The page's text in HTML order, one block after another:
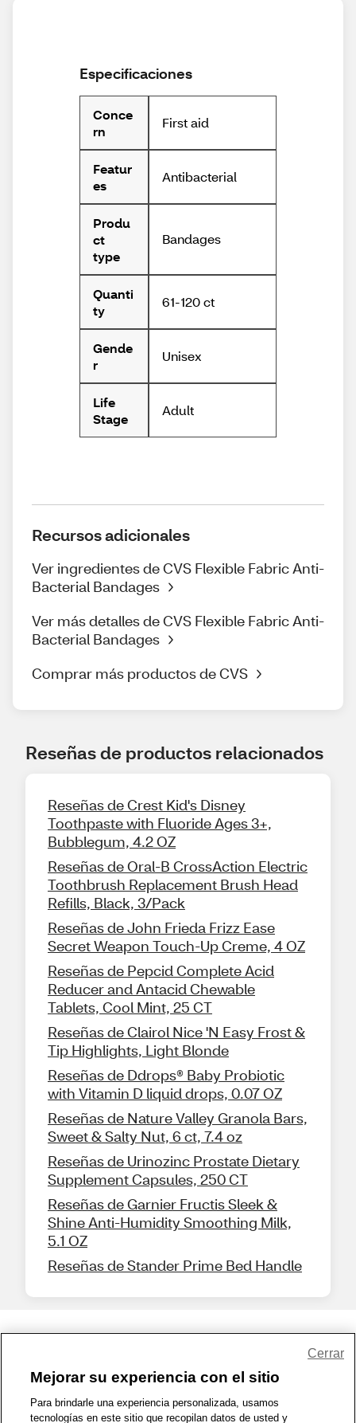
Especificaciones
Conce
rn
First aid
Featur
es
Antibacterial
Produ
ct
type
Bandages
Quanti
ty
61-120 ct
Gende
r
Unisex
Life
Stage
Adult
Recursos adicionales
Ver ingredientes de CVS Flexible Fabric Anti-
Bacterial Bandages
Ver más detalles de CVS Flexible Fabric Anti-
Bacterial Bandages
Comprar más productos de CVS
Reseñas de productos relacionados
Reseñas de Crest Kid's Disney
Toothpaste with Fluoride Ages 3+,
Bubblegum, 4.2 OZ
Reseñas de Oral-B CrossAction Electric
Toothbrush Replacement Brush Head
Refills, Black, 3/Pack
Reseñas de John Frieda Frizz Ease
Secret Weapon Touch-Up Creme, 4 OZ
Reseñas de Pepcid Complete Acid
Reducer and Antacid Chewable
Tablets, Cool Mint, 25 CT
Reseñas de Clairol Nice 'N Easy Frost &
Tip Highlights, Light Blonde
Reseñas de Ddrops® Baby Probiotic
with Vitamin D liquid drops, 0.07 OZ
Reseñas de Nature Valley Granola Bars,
Sweet & Salty Nut, 6 ct, 7.4 oz
Reseñas de Urinozinc Prostate Dietary
Supplement Capsules, 250 CT
Reseñas de Garnier Fructis Sleek &
Shine Anti-Humidity Smoothing Milk,
5.1 OZ
Reseñas de Stander Prime Bed Handle
1-800-679-9691 | Contáctenos | Términos de Uso | Accesibilidad
Política de Privacidad | WA Privacy Policy | Mapa del sitio
Mejorar su experiencia con el sitio
Para brindarle una experiencia personalizada, usamos
tecnologías en este sitio que recopilan datos de usted y
Cerrar